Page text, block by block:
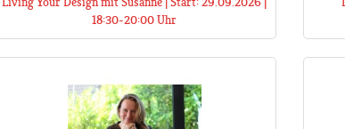
18:30-20:00 Uhr